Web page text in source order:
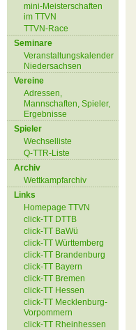
mini-Meisterschaften
im TTVN
TTVN-Race
Seminare
Veranstaltungskalender
Niedersachsen
Vereine
Adressen,
Mannschaften, Spieler,
Ergebnisse
Spieler
Wechselliste
Q-TTR-Liste
Archiv
Wettkampfarchiv
Links
Homepage TTVN
click-TT DTTB
click-TT BaWü
click-TT Württemberg
click-TT Brandenburg
click-TT Bayern
click-TT Bremen
click-TT Hessen
click-TT Mecklenburg-
Vorpommern
click-TT Rheinhessen